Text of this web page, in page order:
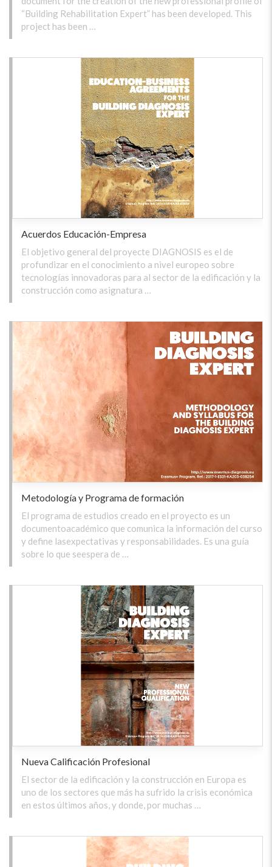
“Building Rehabilitation Expert” has been developed. This
project has been …
Acuerdos Educación-Empresa
El objetivo general del proyecte DIAGNOSIS es el de
profundizar en el conocimiento a nivel europeo sobre
tecnologías innovadoras para al sector de la edificación y la
construcción como asignatura …
Metodología y Programa de formación
El programa de estudios creado en el proyecto es un
documentoacadémico que comunica la información del curso
y define lasexpectativas y responsabilidades. Es una guía
sobre lo que seespera de …
Nueva Calificación Profesional
El sector de la edificación y la construcción en Europa es
uno de los sectores que más ha sufrido la crisis económica
en estos últimos años, y donde, por muchas …